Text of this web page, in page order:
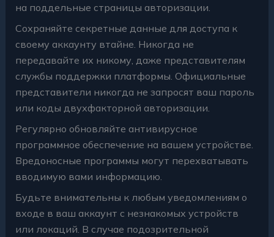
на поддельные страницы авторизации.
Сохраняйте секретные данные для доступа к
своему аккаунту втайне. Никогда не
передавайте их никому, даже представителям
службы поддержки платформы. Официальные
представители никогда не запросят ваш пароль
или коды двухфакторной авторизации.
Регулярно обновляйте антивирусное
программное обеспечение на вашем устройстве.
Вредоносные программы могут перехватывать
вводимую вами информацию.
Будьте внимательны к любым уведомлениям о
входе в ваш аккаунт с незнакомых устройств
или локаций. В случае подозрительной